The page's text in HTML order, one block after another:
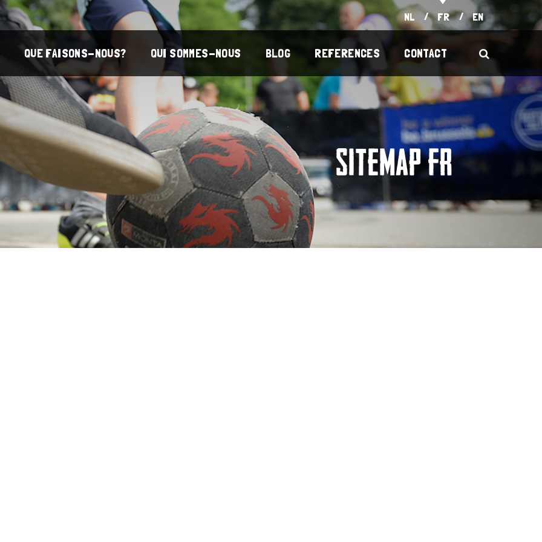
NL FR EN
QUE FAISONS-NOUS? QUI SOMMES-NOUS BLOG REFERENCES CONTACT
SITEMAP FR